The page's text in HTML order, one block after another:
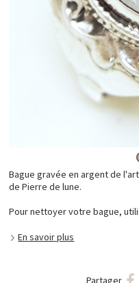
Bague gravée en argent de
de Pierre de lune.
Pour nettoyer votre bague,
En savoir plus
Partager